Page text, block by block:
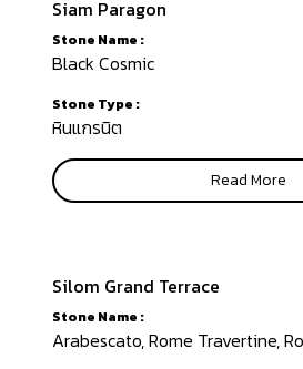
Siam Paragon
Stone Name :
Black Cosmic
Stone Type :
หินแกรนิต
Read More
Silom Grand Terrace
Stone Name :
Arabescato, Rome Travertine,